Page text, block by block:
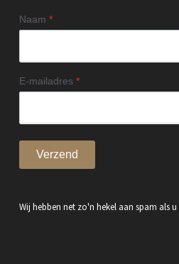
Naam*
E-mailadres*
Verzend
Wij hebben net zo'n hekel aan spam als